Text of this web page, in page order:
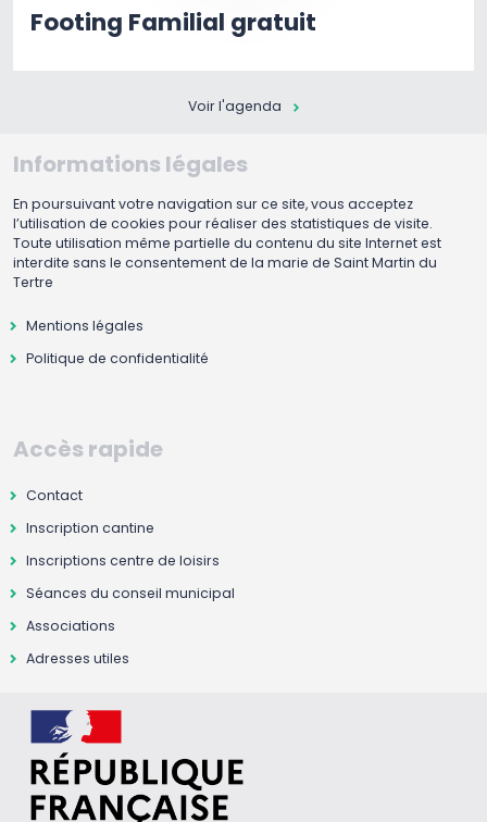
Footing Familial gratuit
Voir l'agenda
Informations légales
En poursuivant votre navigation sur ce site, vous acceptez
l’utilisation de cookies pour réaliser des statistiques de visite.
Toute utilisation même partielle du contenu du site Internet est
interdite sans le consentement de la marie de Saint Martin du
Tertre
Mentions légales
Politique de confidentialité
Accès rapide
Contact
Inscription cantine
Inscriptions centre de loisirs
Séances du conseil municipal
Associations
Adresses utiles